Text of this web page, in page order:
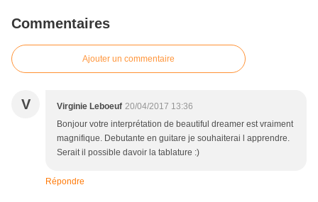
Commentaires
Ajouter un commentaire
V Virginie Leboeuf 20/04/2017 13:36
Bonjour votre interprétation de beautiful dreamer est vraiment
magnifique. Debutante en guitare je souhaiterai l apprendre.
Serait il possible davoir la tablature :)
Répondre